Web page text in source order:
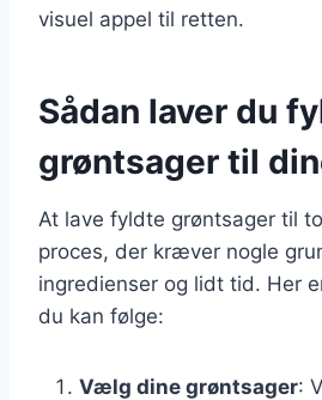
visuel appel til retten.
Sådan laver du
grøntsager til
At lave fyldte grøntsager til
proces, der kræver nogle
ingredienser og lidt tid. Her
du kan følge:
Vælg dine grøntsager: